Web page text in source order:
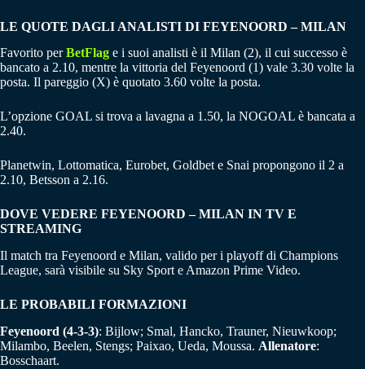
LE QUOTE DAGLI ANALISTI DI FEYENOORD – MILAN
Favorito perBetFlag e i suoi analisti è il Milan (2), il cui successo è
bancato a 2.10, mentre la vittoria del Feyenoord (1) vale 3.30 volte la
posta. Il pareggio (X) è quotato 3.60 volte la posta.
L’opzione GOAL si trova a lavagna a 1.50, la NOGOAL è bancata a
2.40.
Planetwin, Lottomatica, Eurobet, Goldbet e Snai propongono il 2 a
2.10, Betsson a 2.16.
DOVE VEDERE FEYENOORD – MILAN IN TV E
STREAMING
Il match tra Feyenoord e Milan, valido per i playoff di Champions
League, sarà visibile su Sky Sport e Amazon Prime Video.
LE PROBABILI FORMAZIONI
Feyenoord (4-3-3): Bijlow; Smal, Hancko, Trauner, Nieuwkoop;
Milambo, Beelen, Stengs; Paixao, Ueda, Moussa. Allenatore:
Bosschaart.